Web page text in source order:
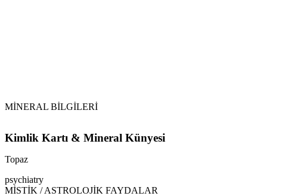
MİNERAL BİLGİLERİ
Kimlik Kartı & Mineral Künyesi
Topaz
psychiatry
MİSTİK / ASTROLOJİK FAYDALAR